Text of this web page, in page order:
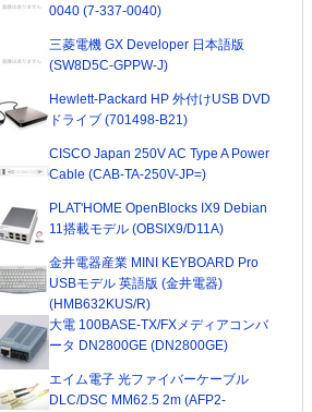
0040 (7-337-0040)
三菱電機 GX Developer 日本語版
(SW8D5C-GPPW-J)
Hewlett-Packard HP 外付けUSB DVD
ドライブ (701498-B21)
CISCO Japan 250V AC Type A Power
Cable (CAB-TA-250V-JP=)
PLAT'HOME OpenBlocks IX9 Debian
11搭載モデル (OBSIX9/D11A)
金井電器産業 MINI KEYBOARD Pro
USBモデル 英語版 (金井電器)
(HMB632KUS/R)
大電 100BASE-TX/FXメディアコンバ
ータ DN2800GE (DN2800GE)
エイム電子 光ファイバーケーブル
DLC/DSC MM62.5 2m (AFP2-